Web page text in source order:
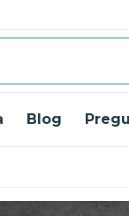
Blog